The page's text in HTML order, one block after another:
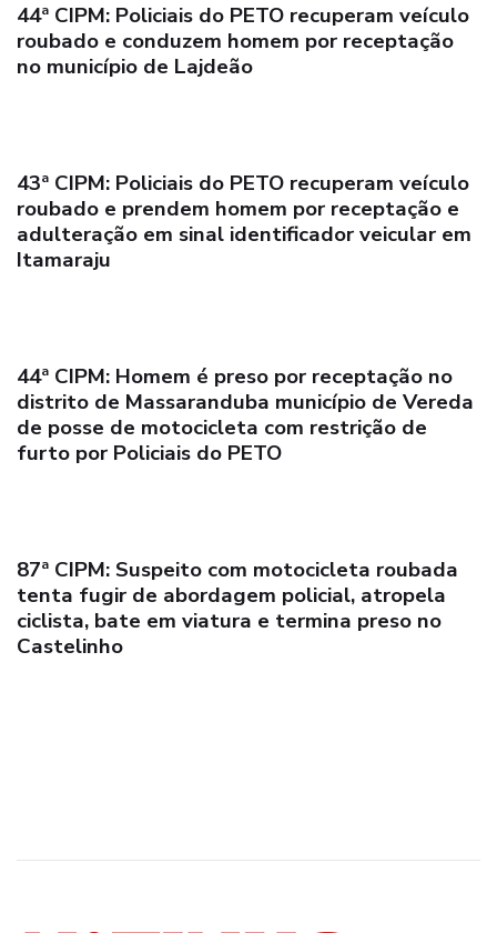
44ª CIPM: Policiais do PETO recuperam veículo
roubado e conduzem homem por receptação
no município de Lajdeão
43ª CIPM: Policiais do PETO recuperam veículo
roubado e prendem homem por receptação e
adulteração em sinal identificador veicular em
Itamaraju
44ª CIPM: Homem é preso por receptação no
distrito de Massaranduba município de Vereda
de posse de motocicleta com restrição de
furto por Policiais do PETO
87ª CIPM: Suspeito com motocicleta roubada
tenta fugir de abordagem policial, atropela
ciclista, bate em viatura e termina preso no
Castelinho